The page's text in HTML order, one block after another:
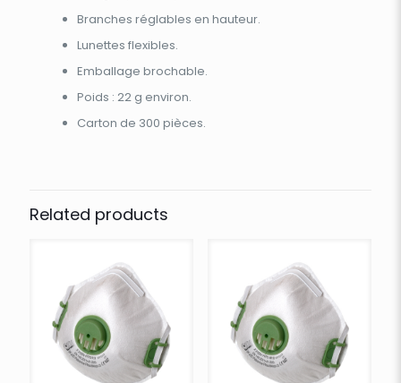
Branches réglables en hauteur.
Lunettes flexibles.
Emballage brochable.
Poids : 22 g environ.
Carton de 300 pièces.
Related products